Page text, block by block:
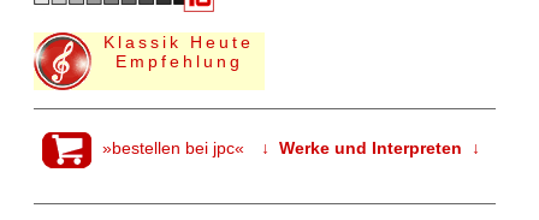
Klassik Heute
Empfehlung
»bestellen bei jpc« ↓ Werke und Interpreten ↓